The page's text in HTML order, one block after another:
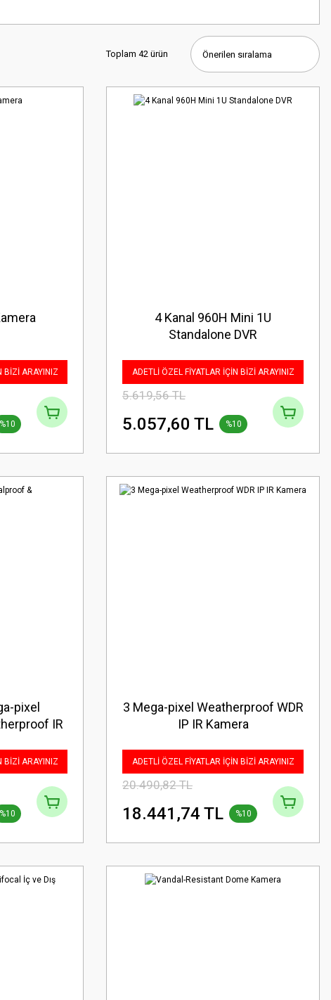
Toplam 42 ürün
BİZİ ARAYINIZ
%10
4 Kanal 960H Mini 1U
Standalone DVR
ADETLİ ÖZEL FİYATLAR İÇİN BİZİ ARAYINIZ
5.619,56 TL
5.057,60 TL %10
pixel
IR
BİZİ ARAYINIZ
%10
3 Mega-pixel Weatherproof WDR
IP IR Kamera
ADETLİ ÖZEL FİYATLAR İÇİN BİZİ ARAYINIZ
20.490,82 TL
18.441,74 TL %10